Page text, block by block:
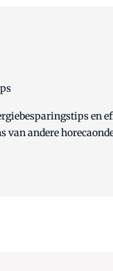
en
van andere